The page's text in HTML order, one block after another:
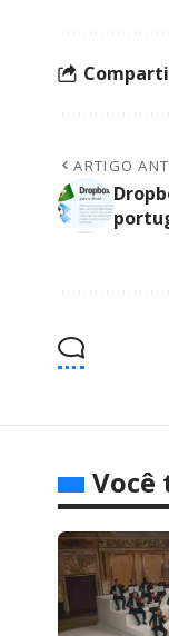
ARTIGO
Você